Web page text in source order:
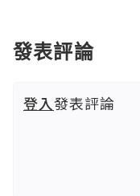
發表評論
登入發表評論